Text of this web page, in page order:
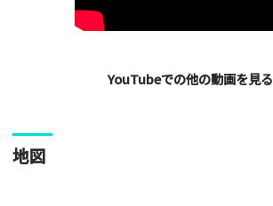
YouTubeでの他の動画を見る
地図